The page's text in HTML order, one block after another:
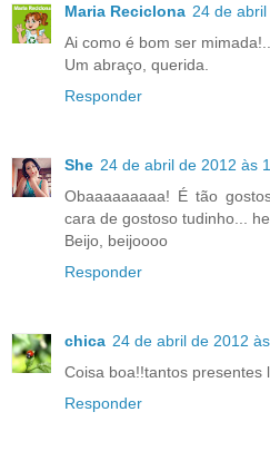
Maria Reciclona 24 de
Ai como é bom ser
Um abraço, querida.
Responder
She 24 de abril de 2012 às
Obaaaaaaaaa! É tão
cara de gostoso tudinho...
Beijo, beijoooo
Responder
chica 24 de abril de 2012
Coisa boa!!tantos presentes
Responder